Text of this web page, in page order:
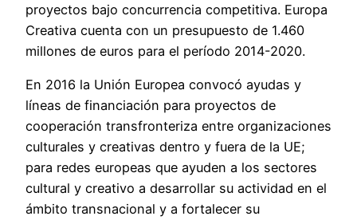
proyectos bajo concurrencia competitiva. Europa
Creativa cuenta con un presupuesto de 1.460
millones de euros para el período 2014-2020.
En 2016 la Unión Europea convocó ayudas y
líneas de financiación para proyectos de
cooperación transfronteriza entre organizaciones
culturales y creativas dentro y fuera de la UE;
para redes europeas que ayuden a los sectores
cultural y creativo a desarrollar su actividad en el
ámbito transnacional y a fortalecer su